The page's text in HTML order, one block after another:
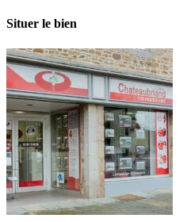
Situer le bien